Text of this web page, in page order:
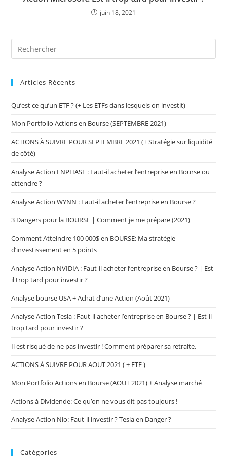
juin 18, 2021
Articles Récents
Qu’est ce qu’un ETF ? (+ Les ETFs dans lesquels on investit)
Mon Portfolio Actions en Bourse (SEPTEMBRE 2021)
ACTIONS À SUIVRE POUR SEPTEMBRE 2021 (+ Stratégie sur liquidité
de côté)
Analyse Action ENPHASE : Faut-il acheter l’entreprise en Bourse ou
attendre ?
Analyse Action WYNN : Faut-il acheter l’entreprise en Bourse ?
3 Dangers pour la BOURSE | Comment je me prépare (2021)
Comment Atteindre 100 000$ en BOURSE: Ma stratégie
d’investissement en 5 points
Analyse Action NVIDIA : Faut-il acheter l’entreprise en Bourse ? | Est-
il trop tard pour investir ?
Analyse bourse USA + Achat d’une Action (Août 2021)
Analyse Action Tesla : Faut-il acheter l’entreprise en Bourse ? | Est-il
trop tard pour investir ?
Il est risqué de ne pas investir ! Comment préparer sa retraite.
ACTIONS À SUIVRE POUR AOUT 2021 ( + ETF )
Mon Portfolio Actions en Bourse (AOUT 2021) + Analyse marché
Actions à Dividende: Ce qu’on ne vous dit pas toujours !
Analyse Action Nio: Faut-il investir ? Tesla en Danger ?
Catégories